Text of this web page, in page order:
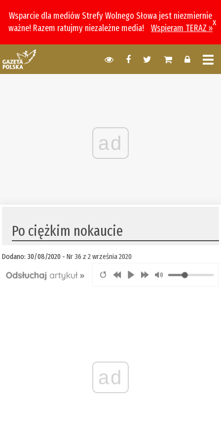
Wsparcie dla mediów Strefy Wolnego Słowa jest niezmiernie
ważne! Razem ratujmy niezależne media!
Wspieram TERAZ »
x
ad
Po ciężkim nokaucie
Dodano: 30/08/2020 -Nr 36 z 2 września 2020
ad